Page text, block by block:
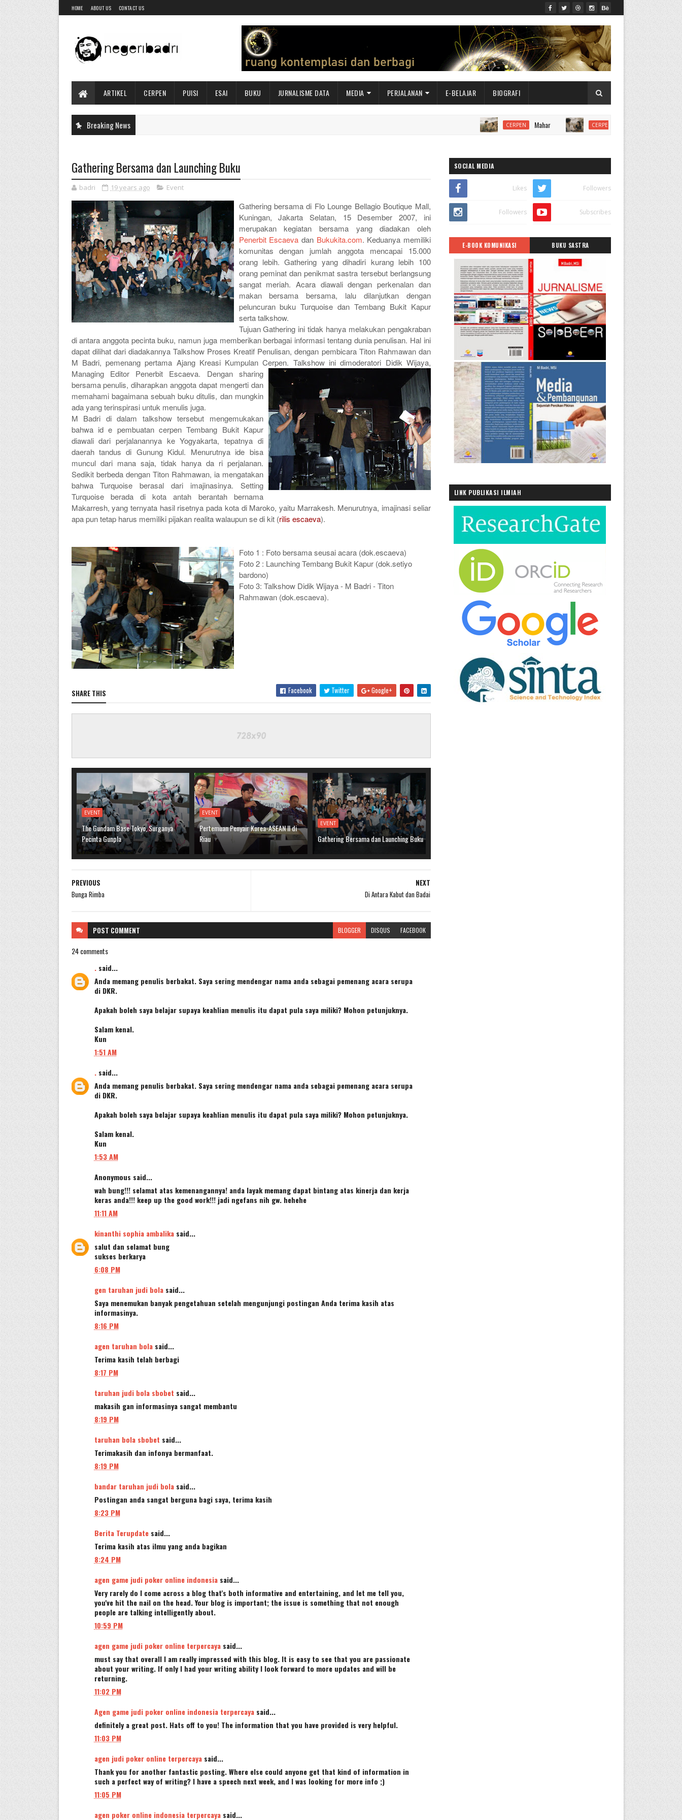
HOME ABOUT US CONTACT US
ARTIKEL CERPEN PUISI ESAI BUKU JURNALISME DATA MEDIA PERJALANAN E-BELAJAR BIOGRAFI
Breaking News CERPEN Mahar CERPEN Bulan Kabut
Gathering Bersama dan Launching Buku
badri 19 years ago Event
Gathering bersama di Flo Lounge Bellagio Boutique Mall,
Kuningan, Jakarta Selatan, 15 Desember 2007, ini
merupakan kegiatan bersama yang diadakan oleh
Penerbit Escaeva dan Bukukita.com. Keduanya memiliki
komunitas dengan jumlah anggota mencapai 15.000
orang lebih. Gathering yang dihadiri kurang lebih 100
orang peminat dan penikmat sastra tersebut berlangsung
sangat meriah. Acara diawali dengan perkenalan dan
makan bersama bersama, lalu dilanjutkan dengan
peluncuran buku Turquoise dan Tembang Bukit Kapur
serta talkshow.
Tujuan Gathering ini tidak hanya melakukan pengakraban
di antara anggota pecinta buku, namun juga memberikan berbagai informasi tentang dunia penulisan. Hal ini
dapat dilihat dari diadakannya Talkshow Proses Kreatif Penulisan, dengan pembicara Titon Rahmawan dan
M Badri, pemenang pertama Ajang Kreasi Kumpulan Cerpen. Talkshow ini dimoderatori Didik Wijaya,
Managing Editor Penerbit Escaeva. Dengansharing
bersama penulis, diharapkan anggota dapat mengerti dan
memahami bagaimana sebuah buku ditulis, dan mungkin
ada yang terinspirasi untuk menulis juga.
M Badri di dalam talkshow tersebut mengemukakan
bahwa id e pembuatan cerpen Tembang Bukit Kapur
diawali dari perjalanannya keYogyakarta, tepatnya di
daerah tandus di Gunung Kidul. Menurutnya ide bisa
muncul dari mana saja, tidak hanya da ri perjalanan.
Sedikit berbeda dengan Titon Rahmawan, iamengatakan
bahwa Turquoise berasal dari imajinasinya. Setting
Turquoise berada di kota antah berantah bernama
Makarresh, yang ternyata hasil risetnya pada kotadi Maroko, yaitu Marrakesh. Menurutnya, imajinasi seliar
apa pun tetap harus memiliki pijakan realita walaupun se di kit (rilis escaeva).
Foto 1 : Foto bersama seusai acara (dok.escaeva)
Foto 2 : Launching Tembang Bukit Kapur (dok.setiyo
bardono)
Foto 3: Talkshow Didik Wijaya - M Badri - Titon
Rahmawan (dok.escaeva).
SHARE THIS Facebook Twitter Google+
EVENT
The Gundam Base Tokyo, Surganya
Pecinta Gunpla
EVENT
Pertemuan Penyair Korea-ASEAN II di
Riau
EVENT
Gathering Bersama dan Launching Buku
NEXT
Di Antara Kabut dan Badai
PREVIOUS
Bunga Rimba
POST COMMENT BLOGGER DISQUS FACEBOOK
24 comments
.said...
Anda memang penulis berbakat. Saya sering mendengar nama anda sebagai pemenang acara serupa
di DKR.
Apakah boleh saya belajar supaya keahlian menulis itu dapat pula saya miliki? Mohon petunjuknya.
Salam kenal.
Kun
1:51 AM
.said...
Anda memang penulis berbakat. Saya sering mendengar nama anda sebagai pemenang acara serupa
di DKR.
Apakah boleh saya belajar supaya keahlian menulis itu dapat pula saya miliki? Mohon petunjuknya.
Salam kenal.
Kun
1:53 AM
Anonymous said...
wah bung!!! selamat atas kemenangannya! anda layak memang dapat bintang atas kinerja dan kerja
keras anda!!! keep up the good work!!! jadi ngefans nih gw. hehehe
11:11 AM
kinanthi sophia ambalikasaid...
salut dan selamat bung
sukses berkarya
6:08 PM
gen taruhan judi bolasaid...
Saya menemukan banyak pengetahuan setelah mengunjungi postingan Anda terima kasih atas
informasinya.
8:16 PM
agen taruhan bolasaid...
Terima kasih telah berbagi
8:17 PM
taruhan judi bola sbobet said...
makasih gan informasinya sangat membantu
8:19 PM
taruhan bola sbobet said...
Terimakasih dan infonya bermanfaat.
8:19 PM
bandar taruhan judi bolasaid...
Postingan anda sangat berguna bagi saya, terima kasih
8:23 PM
Berita Terupdatesaid...
Terima kasih atas ilmu yang anda bagikan
8:24 PM
agen game judi poker online indonesiasaid...
Very rarely do I come across a blog that's both informative and entertaining, and let me tell you,
you've hit the nail on the head. Your blog is important; the issue is something that not enough
people are talking intelligently about.
10:59 PM
agen game judi poker online terpercayasaid...
must say that overall I am really impressed with this blog. It is easy to see that you are passionate
about your writing. If only I had your writing ability I look forward to more updates and will be
returning.
11:02 PM
Agen game judi poker online indonesia terpercayasaid...
definitely a great post. Hats off to you! The information that you have provided is very helpful.
11:03 PM
agen judi poker online terpercayasaid...
Thank you for another fantastic posting. Where else could anyone get that kind of information in
such a perfect way of writing? I have a speech next week, and I was looking for more info ;)
11:05 PM
agen poker online indonesia terpercayasaid...
SOCIAL MEDIA
Likes Followers
Followers Subscribes
E-BOOK KOMUNIKASI BUKU SASTRA
LINK PUBLIKASI ILMIAH